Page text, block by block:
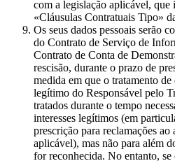
com a legislação aplicável, que
«Cláusulas Contratuais Tipo»
Os seus dados pessoais serão
do Contrato de Serviço de
Contrato de Conta de
rescisão, durante o prazo de
medida em que o tratamento de
legítimo do Responsável pelo
tratados durante o tempo
interesses legítimos (em
prescrição para reclamações
aplicável), mas não para além
for reconhecida. No entanto, se